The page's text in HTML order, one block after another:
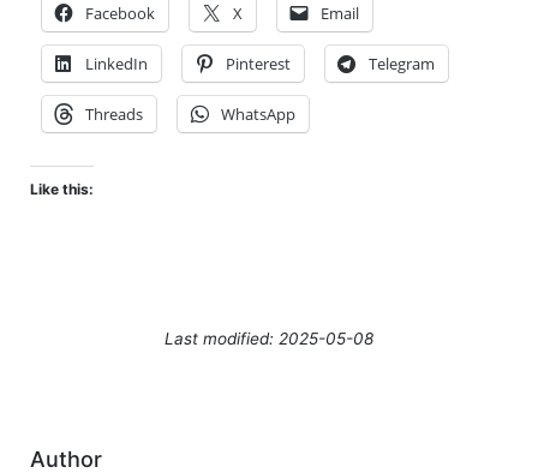
Facebook X Email
LinkedIn Pinterest Telegram
Threads WhatsApp
Like this:
Last modified: 2025-05-08
Author